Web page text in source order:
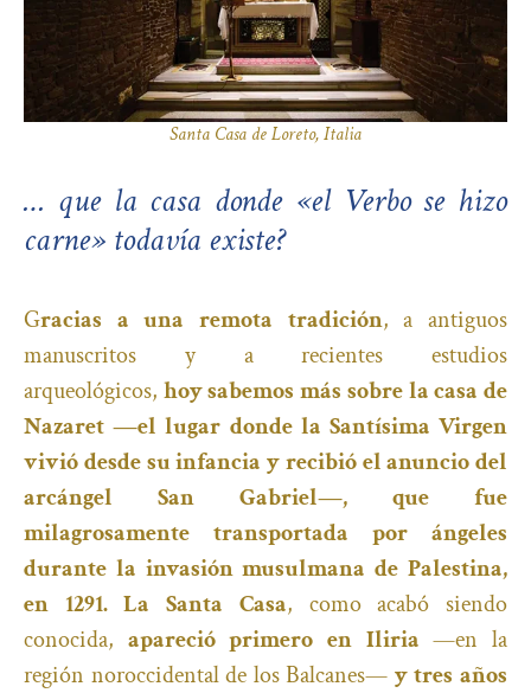
Santa Casa de Loreto, Italia
… que la casa donde «el Verbo se hizo
carne» todavía existe?
Gracias a una remota tradición, a antiguos
manuscritos y a recientes estudios
arqueológicos, hoy sabemos más sobre la casa de
Nazaret —el lugar donde la Santísima Virgen
vivió desde su infancia y recibió el anuncio del
arcángel San Gabriel—, que fue
milagrosamente transportada por ángeles
durante la invasión musulmana de Palestina,
en 1291. La Santa Casa, como acabó siendo
conocida, apareció primero en Iliria —en la
región noroccidental de los Balcanes— y tres años